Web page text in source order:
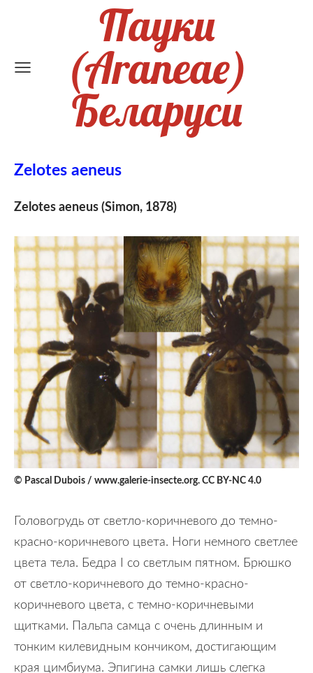
Пауки
(Araneae)
Беларуси
Zelotes aeneus
Zelotes aeneus (Simon, 1878)
© Pascal Dubois / www.galerie-insecte.org. CC BY-NC 4.0
Головогрудь от светло-коричневого до темно-
красно-коричневого цвета. Ноги немного светлее
цвета тела. Бедра I со светлым пятном. Брюшко
от светло-коричневого до темно-красно-
коричневого цвета, с темно-коричневыми
щитками. Пальпа самца с очень длинным и
тонким килевидным кончиком, достигающим
края цимбиума. Эпигина самки лишь слегка